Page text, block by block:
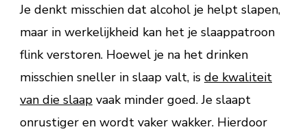
Je denkt misschien dat alcohol je helpt slapen,
maar in werkelijkheid kan het je slaappatroon
flink verstoren. Hoewel je na het drinken
misschien sneller in slaap valt, is de kwaliteit
van die slaap vaak minder goed. Je slaapt
onrustiger en wordt vaker wakker. Hierdoor